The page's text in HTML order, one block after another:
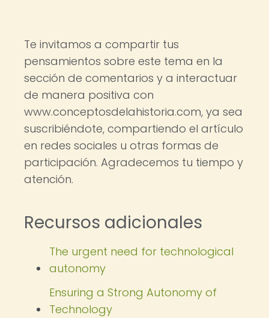
Te invitamos a compartir tus
pensamientos sobre este tema en la
sección de comentarios y a interactuar
de manera positiva con
www.conceptosdelahistoria.com, ya sea
suscribiéndote, compartiendo el artículo
en redes sociales u otras formas de
participación. Agradecemos tu tiempo y
atención.
Recursos adicionales
The urgent need for technological
autonomy
Ensuring a Strong Autonomy of
Technology